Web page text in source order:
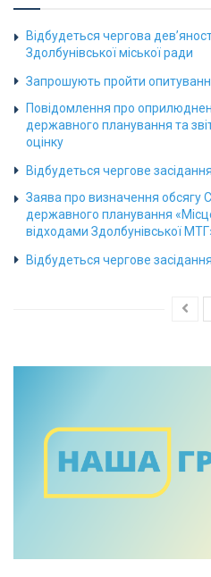
Відбудеться чергова
Здолбунівської міської ради
Запрошують пройти
Повідомлення про
державного планування та
оцінку
Відбудеться чергове
Заява про визначення обсягу
державного планування
відходами Здолбунівської
Відбудеться чергове